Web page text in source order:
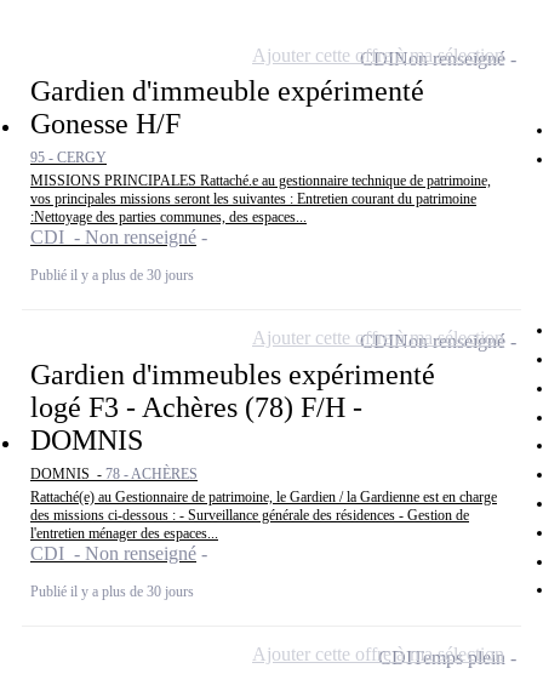
Gardien d'immeuble expérimenté
Gonesse H/F
95 - CERGY
MISSIONS PRINCIPALES Rattaché.e au gestionnaire technique de patrimoine,
vos principales missions seront les suivantes : Entretien courant du patrimoine
:Nettoyage des parties communes, des espaces...
CDI - Non renseigné
Publié il y a plus de 30 jours
CDINon renseigné
Ajouter cette offre à ma sélection
Gardien d'immeubles expérimenté
logé F3 - Achères (78) F/H -
DOMNIS
DOMNIS - 78 - ACHÈRES
Rattaché(e) au Gestionnaire de patrimoine, le Gardien / la Gardienne est en charge
des missions ci-dessous : - Surveillance générale des résidences - Gestion de
l'entretien ménager des espaces...
CDI - Non renseigné
Publié il y a plus de 30 jours
CDINon renseigné
Ajouter cette offre à ma sélection
CDITemps plein
Ajouter cette offre à ma sélection